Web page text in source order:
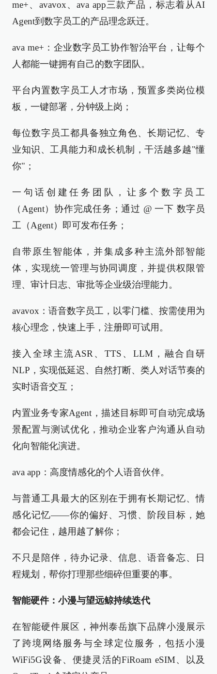
me+、avavox、ava app三款产品，标志着从AI
Agent到数字员工的产品理念跃迁。
ava me+：企业数字员工协作智治平台，让每个
人都能一键拥有自己的数字团队。
平台内置数字员工人才市场，预置多类岗位模
板，一键部署，分钟级上岗；
每位数字员工都具备独立角色、长期记忆、专
业知识、工具能力和成长机制，干活越多越"懂
你"；
一句话创建任务团队，让多个数字员工
（Agent）协作完成任务；通过 @ 一下 数字员
工（Agent）即可发布任务；
自带原生智能体，并集成多种主流外部智能
体，实现统一管理与协同调度，并提供权限管
理、审计日志、审批等企业级治理能力。
avavox：语音数字员工，以零门槛、按需使用为
核心理念，快速上手，注册即可试用。
接入全球主流ASR、TTS、LLM，融合自研
NLP，实现低延迟、自然打断、类人对话节奏的
实时语音交互；
内置业务专家Agent，描述目标即可自动完成场
景配置与测试优化，推动企业客户沟通从自动
化向智能化演进。
ava app：高度情感化的个人语音伙伴。
与普通工具最大的区别在于拥有长期记忆、情
感化记忆——你的偏好、习惯、阶段目标，她
都会记住，越用越了解你；
不只是陪伴，待办记录、信息、语音备忘、日
程规划，帮你打理那些细碎但重要的事。
智能硬件：小漫与望远鲸持续迭代
在智能硬件展区，神州泰岳旗下品牌小漫展示
了跨境网络服务与全球定位服务，包括小漫
WiFi5G设备、便捷灵活的FiRoam eSIM、以及